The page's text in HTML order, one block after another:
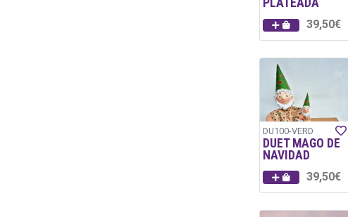
PLATEADA
39,50€
DU100-VERD
DUET MAGO DE
NAVIDAD
39,50€